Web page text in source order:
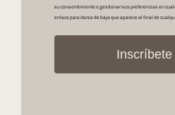
su consentimiento o gestionar sus preferencias en
enlace para darse de baja que aparece al final de